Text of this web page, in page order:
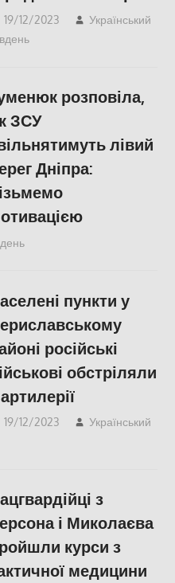
19/12/2023
Український
розповіла,
ЗСУ
лівий
Дніпра:
пункти у
російські
обстріляли
19/12/2023
Український
з
і Миколаєва
курси з
медицини